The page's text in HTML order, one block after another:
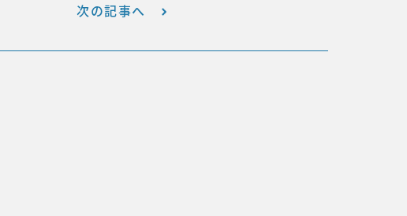
次の記事へ